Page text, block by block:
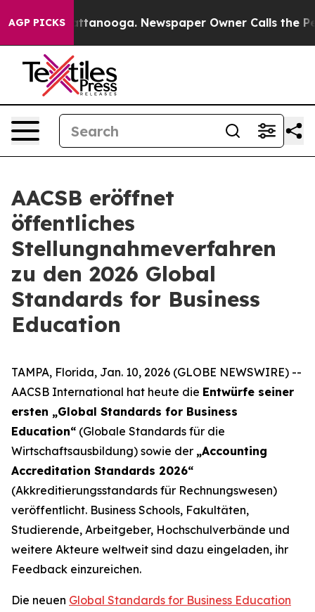
AGP PICKS
in Chattanooga. Newspaper Owner Calls the
AACSB eröffnet
öffentliches
Stellungnahmeverfahren
zu den 2026 Global
Standards for Business
Education
TAMPA, Florida, Jan. 10, 2026 (GLOBE NEWSWIRE) --
AACSB International hat heute die Entwürfe seiner
ersten „Global Standards for Business
Education“ (Globale Standards für die
Wirtschaftsausbildung) sowie der „Accounting
Accreditation Standards 2026“
(Akkreditierungsstandards für Rechnungswesen)
veröffentlicht. Business Schools, Fakultäten,
Studierende, Arbeitgeber, Hochschulverbände und
weitere Akteure weltweit sind dazu eingeladen, ihr
Feedback einzureichen.
Die neuen Global Standards for Business Education